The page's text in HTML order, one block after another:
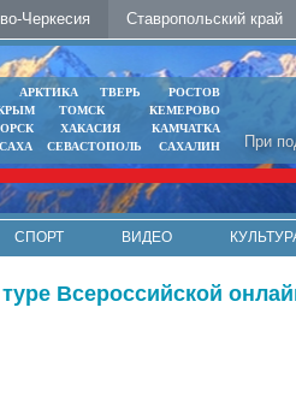
Черкесия Ставропольский край
При
АРКТИКА ТВЕРЬ
РОСТОВ
ТОМСК
КЕМЕРОВО
ХАКАСИЯ
КАМЧАТКА
САХА СЕВАСТОПОЛЬ САХАЛИН
СПОРТ ВИДЕО
Всероссийской